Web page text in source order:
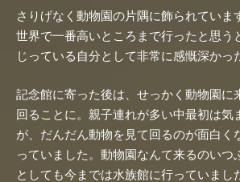
さりげなく動物園の片隅に飾られていま
世界で一番高いところまで行ったと思う
じっている自分として非常に感慨深かっ
記念館に寄った後は、せっかく動物園に
回ることに。親子連れが多い中最初は気
が、だんだん動物を見て回るのが面白く
っていました。動物園なんて来るのいつ
としても今までは水族館に行っていまし